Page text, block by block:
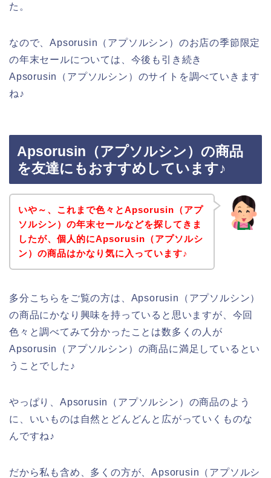
た。
なので、Apsorusin（アプソルシン）のお店の季節限定
の年末セールについては、今後も引き続き
Apsorusin（アプソルシン）のサイトを調べていきます
ね♪
Apsorusin（アプソルシン）の商品
を友達にもおすすめしています♪
いや～、これまで色々とApsorusin（アプ
ソルシン）の年末セールなどを探してきま
したが、個人的にApsorusin（アプソルシ
ン）の商品はかなり気に入っています♪
多分こちらをご覧の方は、Apsorusin（アプソルシン）
の商品にかなり興味を持っていると思いますが、今回
色々と調べてみて分かったことは数多くの人が
Apsorusin（アプソルシン）の商品に満足しているとい
うことでした♪
やっぱり、Apsorusin（アプソルシン）の商品のよう
に、いいものは自然とどんどんと広がっていくものな
んですね♪
だから私も含め、多くの方が、Apsorusin（アプソルシ